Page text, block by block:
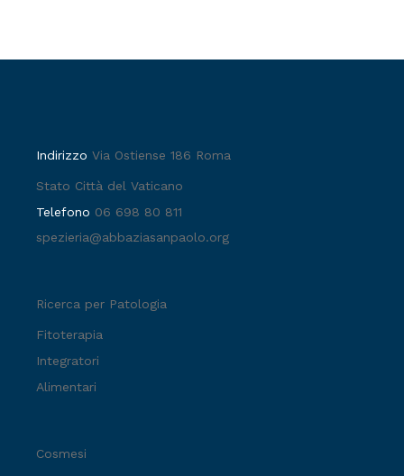
IndirizzoVia Ostiense 186 Roma
Stato Città del Vaticano
Telefono 06 698 80 811
spezieria@abbaziasanpaolo.org
Ricerca per Patologia
Fitoterapia
Integratori
Alimentari
Cosmesi